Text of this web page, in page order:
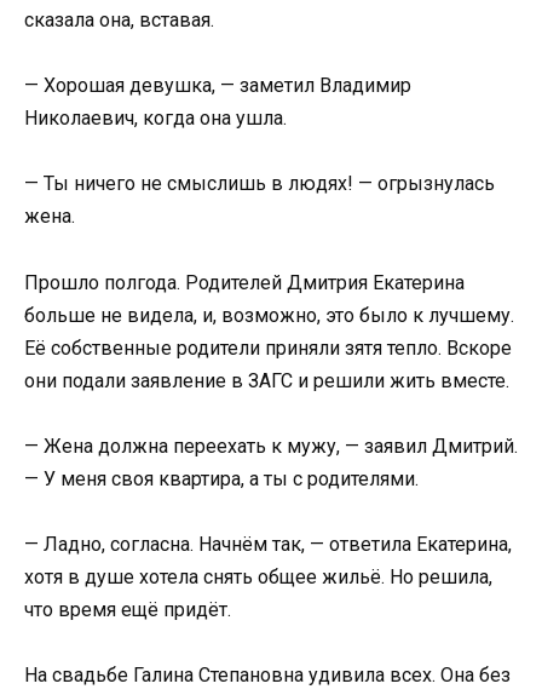
сказала она, вставая.
— Хорошая девушка, — заметил Владимир
Николаевич, когда она ушла.
— Ты ничего не смыслишь в людях! — огрызнулась
жена.
Прошло полгода. Родителей Дмитрия Екатерина
больше не видела, и, возможно, это было к лучшему.
Её собственные родители приняли зятя тепло. Вскоре
они подали заявление в ЗАГС и решили жить вместе.
— Жена должна переехать к мужу, — заявил Дмитрий.
— У меня своя квартира, а ты с родителями.
— Ладно, согласна. Начнём так, — ответила Екатерина,
хотя в душе хотела снять общее жильё. Но решила,
что время ещё придёт.
На свадьбе Галина Степановна удивила всех. Она без